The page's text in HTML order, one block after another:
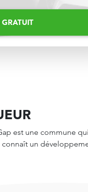
est une commune
un